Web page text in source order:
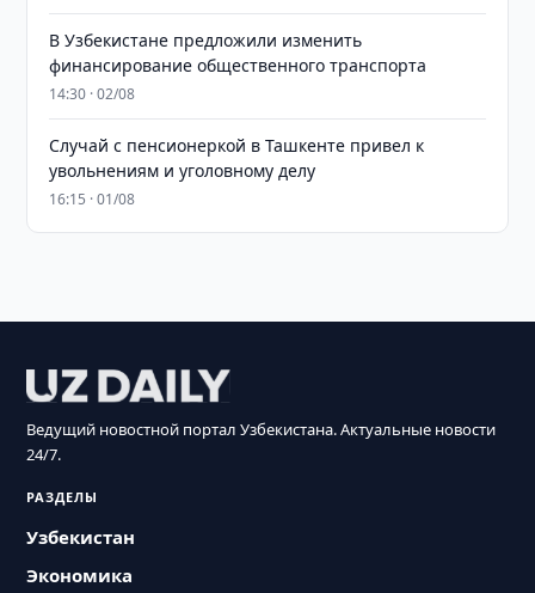
В Узбекистане предложили изменить
финансирование общественного транспорта
14:30 · 02/08
Случай с пенсионеркой в Ташкенте привел к
увольнениям и уголовному делу
16:15 · 01/08
Ведущий новостной портал Узбекистана. Актуальные новости
24/7.
РАЗДЕЛЫ
Узбекистан
Экономика